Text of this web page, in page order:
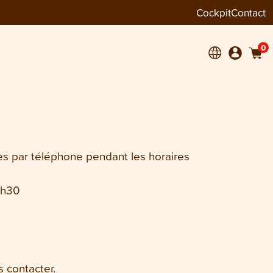
CockpitContact
0
par téléphone pendant les horaires
contacter.